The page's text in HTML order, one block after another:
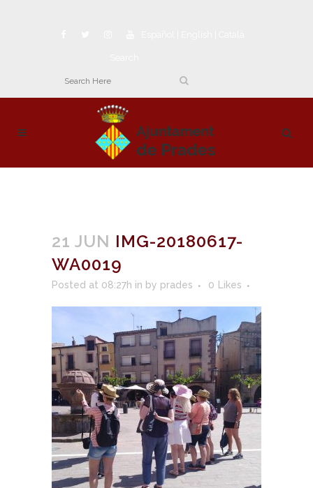
21 JUN IMG-20180617-
WA0019
Posted at 08:27h in by prades 0 Likes